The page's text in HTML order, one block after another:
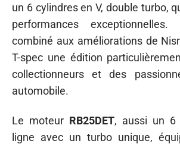
un 6 cylindres en V, double turbo,
performances
combiné aux améliorations de
T-spec une édition
collectionneurs et des
automobile.
Le moteur RB25DET, aussi un 6
ligne avec un turbo unique,